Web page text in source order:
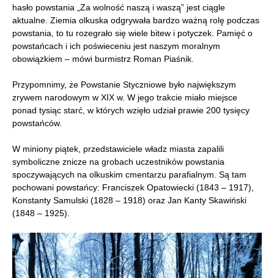
hasło powstania „Za wolność naszą i waszą” jest ciągle
aktualne. Ziemia olkuska odgrywała bardzo ważną rolę podczas
powstania, to tu rozegrało się wiele bitew i potyczek. Pamięć o
powstańcach i ich poświeceniu jest naszym moralnym
obowiązkiem – mówi burmistrz Roman Piaśnik.
Przypomnimy, że Powstanie Styczniowe było największym
zrywem narodowym w XIX w. W jego trakcie miało miejsce
ponad tysiąc starć, w których wzięło udział prawie 200 tysięcy
powstańców.
W miniony piątek, przedstawiciele władz miasta zapalili
symboliczne znicze na grobach uczestników powstania
spoczywających na olkuskim cmentarzu parafialnym. Są tam
pochowani powstańcy: Franciszek Opatowiecki (1843 – 1917),
Konstanty Samulski (1828 – 1918) oraz Jan Kanty Skawiński
(1848 – 1925).